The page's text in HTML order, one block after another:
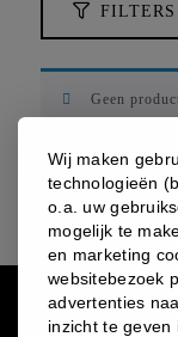
FILTERS
8,00
Geen
Wij maken
technologieën
o.a. uw
mogelijk te
en marketing
websitebezoek
advertenties
inzicht te geven